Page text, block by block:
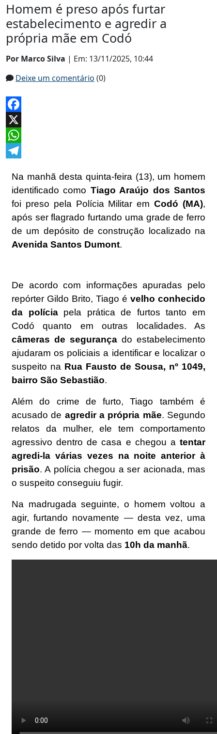
Homem é preso após furtar
estabelecimento e agredir a
própria mãe em Codó
Por Marco Silva | Em: 13/11/2025, 10:44
Deixe um comentário (0)
Facebook
X
WhatsApp
Na manhã desta quinta-feira (13), um homem
identificado como Tiago Araújo dos Santos
foi preso pela Polícia Militar emCodó (MA),
após ser flagrado furtando uma grade de ferro
de um depósito de construção localizado na
Avenida Santos Dumont.
De acordo com informações apuradas pelo
repórter Gildo Brito, Tiago é velho conhecido
da políciapela prática de furtos tanto em
Codó quanto em outras localidades. As
câmeras de segurança do estabelecimento
ajudaram os policiais a identificar e localizar o
suspeito na Rua Fausto de Sousa, nº 1049,
bairro São Sebastião.
Além do crime de furto, Tiago também é
acusado de agredir a própria mãe. Segundo
relatos da mulher, ele tem comportamento
agressivo dentro de casa e chegou a tentar
agredi-la várias vezes na noite anterior à
prisão. A polícia chegou a ser acionada, mas
o suspeito conseguiu fugir.
Na madrugada seguinte, o homem voltou a
agir, furtando novamente — desta vez, uma
grande de ferro — momento em que acabou
sendo detido por volta das 10h da manhã.